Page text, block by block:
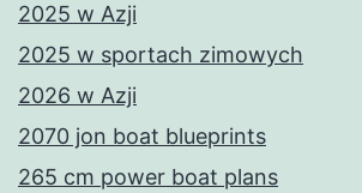
2025 w Azji
2025 w sportach zimowych
2026 w Azji
2070 jon boat blueprints
265 cm power boat plans